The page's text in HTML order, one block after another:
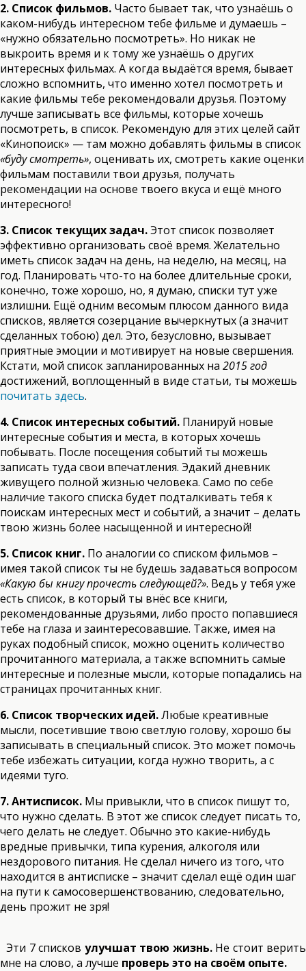
2. Список фильмов. Часто бывает так, что узнаёшь о
каком-нибудь интересном тебе фильме и думаешь –
«нужно обязательно посмотреть». Но никак не
выкроить время и к тому же узнаёшь о других
интересных фильмах. А когда выдаётся время, бывает
сложно вспомнить, что именно хотел посмотреть и
какие фильмы тебе рекомендовали друзья. Поэтому
лучше записывать все фильмы, которые хочешь
посмотреть, в список. Рекомендую для этих целей сайт
«Кинопоиск» — там можно добавлять фильмы в список
«буду смотреть», оценивать их, смотреть какие оценки
фильмам поставили твои друзья, получать
рекомендации на основе твоего вкуса и ещё много
интересного!
3. Список текущих задач.Этот список позволяет
эффективно организовать своё время. Желательно
иметь список задач на день, на неделю, на месяц, на
год. Планировать что-то на более длительные сроки,
конечно, тоже хорошо, но, я думаю, списки тут уже
излишни. Ещё одним весомым плюсом данного вида
списков, является созерцание вычеркнутых (а значит
сделанных тобою) дел. Это, безусловно, вызывает
приятные эмоции и мотивирует на новые свершения.
Кстати, мой список запланированных на 2015 год
достижений, воплощенный в виде статьи, ты можешь
почитать здесь.
4. Список интересных событий. Планируй новые
интересные события и места, в которых хочешь
побывать. После посещения событий ты можешь
записать туда свои впечатления. Эдакий дневник
живущего полной жизнью человека. Само по себе
наличие такого списка будет подталкивать тебя к
поискам интересных мест и событий, а значит – делать
твою жизнь более насыщенной и интересной!
5. Список книг. По аналогии со списком фильмов –
имея такой список ты не будешь задаваться вопросом
«Какую бы книгу прочесть следующей?». Ведь у тебя уже
есть список, в который ты внёс все книги,
рекомендованные друзьями, либо просто попавшиеся
тебе на глаза и заинтересовавшие. Также, имея на
руках подобный список, можно оценить количество
прочитанного материала, а также вспомнить самые
интересные и полезные мысли, которые попадались на
страницах прочитанных книг.
6. Список творческих идей.Любые креативные
мысли, посетившие твою светлую голову, хорошо бы
записывать в специальный список. Это может помочь
тебе избежать ситуации, когда нужно творить, а с
идеями туго.
7. Антисписок. Мы привыкли, что в список пишут то,
что нужно сделать. В этот же список следует писать то,
чего делать не следует. Обычно это какие-нибудь
вредные привычки, типа курения, алкоголя или
нездорового питания. Не сделал ничего из того, что
находится в антисписке – значит сделал ещё один шаг
на пути к самосовершенствованию, следовательно,
день прожит не зря!
Эти 7 списков улучшат твою жизнь.Не стоит верить
мне на слово, а лучше проверь это на своём опыте.